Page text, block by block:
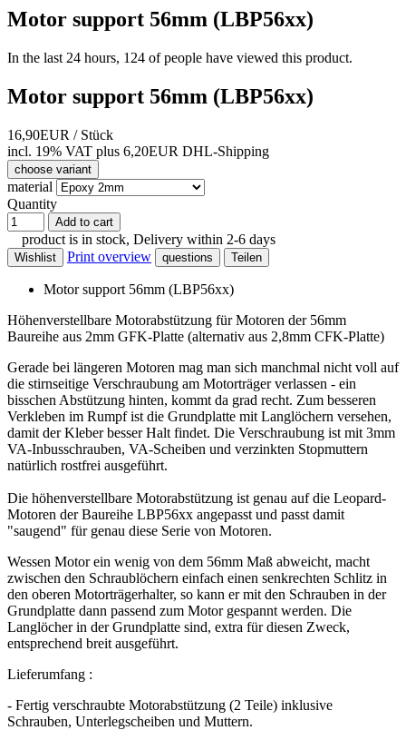
Motor support 56mm (LBP56xx)
In the last 24 hours, 124 of people have viewed this product.
Motor support 56mm (LBP56xx)
16,90EUR / Stück
incl. 19% VAT plus 6,20EUR DHL-Shipping
choose variant
material
Quantity
Add to cart
product is in stock, Delivery within 2-6 days
Wishlist Print overview questions Teilen
Motor support 56mm (LBP56xx)
Höhenverstellbare Motorabstützung für Motoren der 56mm
Baureihe aus 2mm GFK-Platte (alternativ aus 2,8mm CFK-Platte)
Gerade bei längeren Motoren mag man sich manchmal nicht voll auf
die stirnseitige Verschraubung am Motorträger verlassen - ein
bisschen Abstützung hinten, kommt da grad recht. Zum besseren
Verkleben im Rumpf ist die Grundplatte mit Langlöchern versehen,
damit der Kleber besser Halt findet. Die Verschraubung ist mit 3mm
VA-Inbusschrauben, VA-Scheiben und verzinkten Stopmuttern
natürlich rostfrei ausgeführt.
Die höhenverstellbare Motorabstützung ist genau auf die Leopard-
Motoren der Baureihe LBP56xx angepasst und passt damit
"saugend" für genau diese Serie von Motoren.
Wessen Motor ein wenig von dem 56mm Maß abweicht, macht
zwischen den Schraublöchern einfach einen senkrechten Schlitz in
den oberen Motorträgerhalter, so kann er mit den Schrauben in der
Grundplatte dann passend zum Motor gespannt werden. Die
Langlöcher in der Grundplatte sind, extra für diesen Zweck,
entsprechend breit ausgeführt.
Lieferumfang :
- Fertig verschraubte Motorabstützung (2 Teile) inklusive
Schrauben, Unterlegscheiben und Muttern.